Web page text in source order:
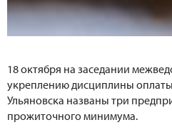
18 октября на заседании
укреплению дисциплины
Ульяновска названы три
прожиточного минимума.